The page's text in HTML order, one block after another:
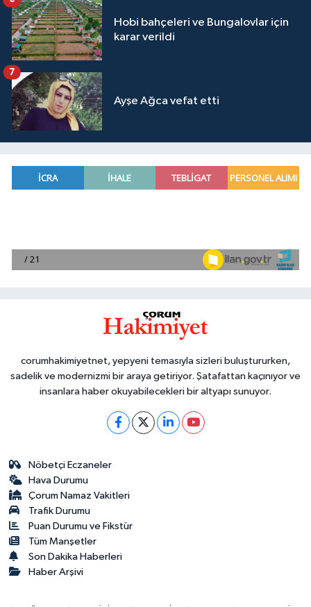
Hobi bahçeleri ve Bungalovlar için
karar verildi
Ayşe Ağca vefat etti
7
corumhakimiyetnet, yepyeni temasıyla sizleri buluştururken,
sadelik ve modernizmi bir araya getiriyor. Şatafattan kaçınıyor ve
insanlara haber okuyabilecekleri bir altyapı sunuyor.
Nöbetçi Eczaneler
Hava Durumu
Çorum Namaz Vakitleri
Trafik Durumu
Puan Durumu ve Fikstür
Tüm Manşetler
Son Dakika Haberleri
Haber Arşivi